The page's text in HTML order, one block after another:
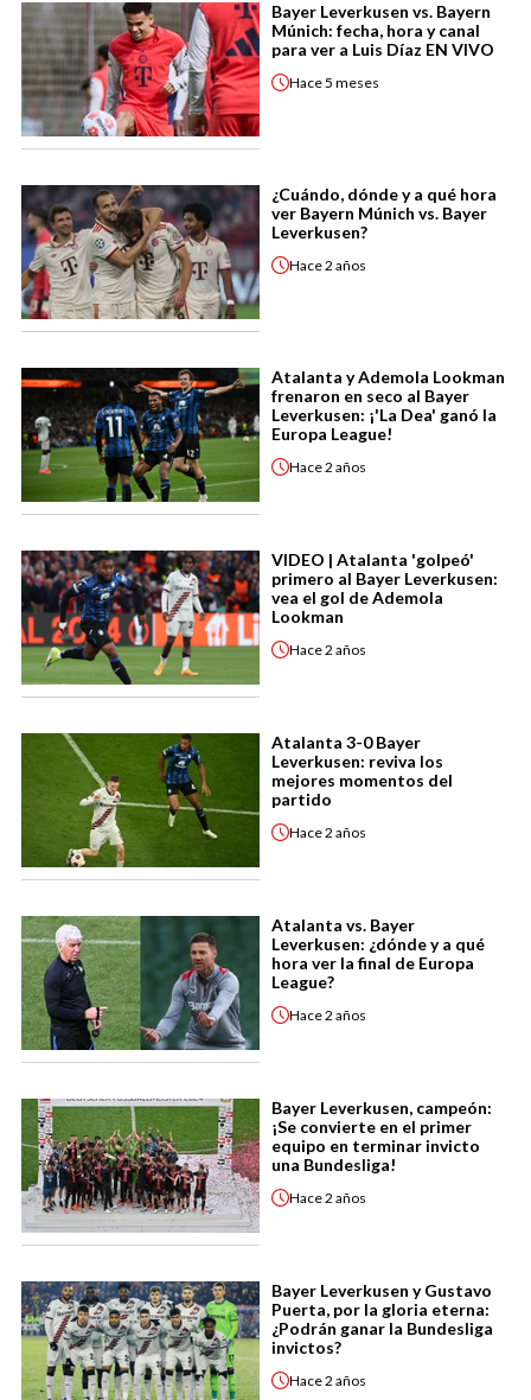
Bayer Leverkusen vs. Bayern
Múnich: fecha, hora y canal
para ver a Luis Díaz EN VIVO
Hace5 meses
¿Cuándo, dónde y a qué hora
ver Bayern Múnich vs. Bayer
Leverkusen?
Hace2 años
Atalanta y Ademola Lookman
frenaron en seco al Bayer
Leverkusen: ¡'La Dea' ganó la
Europa League!
Hace2 años
VIDEO | Atalanta 'golpeó'
primero al Bayer Leverkusen:
vea el gol de Ademola
Lookman
Hace2 años
Atalanta 3-0 Bayer
Leverkusen: reviva los
mejores momentos del
partido
Hace2 años
Atalanta vs. Bayer
Leverkusen: ¿dónde y a qué
hora ver la final de Europa
League?
Hace2 años
Bayer Leverkusen, campeón:
¡Se convierte en el primer
equipo en terminar invicto
una Bundesliga!
Hace2 años
Bayer Leverkusen y Gustavo
Puerta, por la gloria eterna:
¿Podrán ganar la Bundesliga
invictos?
Hace2 años